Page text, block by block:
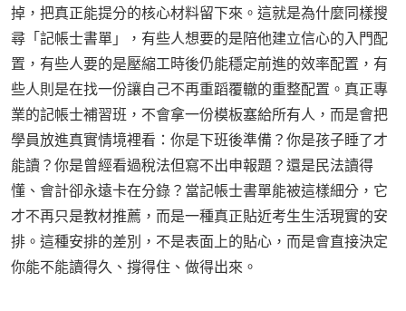
掉，把真正能提分的核心材料留下來。這就是為什麼同樣搜
尋「記帳士書單」，有些人想要的是陪他建立信心的入門配
置，有些人要的是壓縮工時後仍能穩定前進的效率配置，有
些人則是在找一份讓自己不再重蹈覆轍的重整配置。真正專
業的記帳士補習班，不會拿一份模板塞給所有人，而是會把
學員放進真實情境裡看：你是下班後準備？你是孩子睡了才
能讀？你是曾經看過稅法但寫不出申報題？還是民法讀得
懂、會計卻永遠卡在分錄？當記帳士書單能被這樣細分，它
才不再只是教材推薦，而是一種真正貼近考生生活現實的安
排。這種安排的差別，不是表面上的貼心，而是會直接決定
你能不能讀得久、撐得住、做得出來。